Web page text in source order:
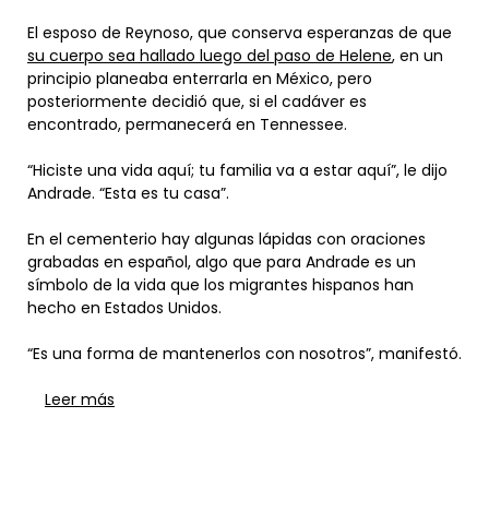
El esposo de Reynoso, que conserva esperanzas de que
su cuerpo sea hallado luego del paso de Helene, en un
principio planeaba enterrarla en México, pero
posteriormente decidió que, si el cadáver es
encontrado, permanecerá en Tennessee.
“Hiciste una vida aquí; tu familia va a estar aquí”, le dijo
Andrade. “Esta es tu casa”.
En el cementerio hay algunas lápidas con oraciones
grabadas en español, algo que para Andrade es un
símbolo de la vida que los migrantes hispanos han
hecho en Estados Unidos.
“Es una forma de mantenerlos con nosotros”, manifestó.
Leer más